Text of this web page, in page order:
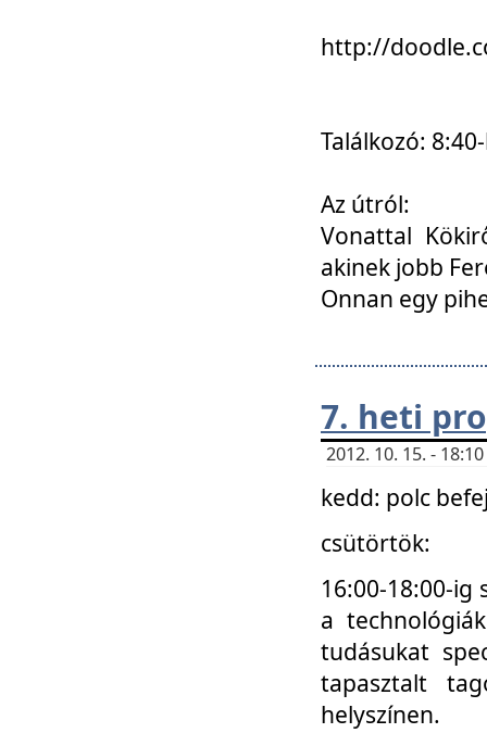
http://
Találkozó:
Az útról:
Vonattal
akinek jobb
Onnan egy
7. heti
2012. 10. 15. -
kedd: polc
csütörtök:
16:00-18:00-
a
tudásukat
tapasztalt
helyszínen.